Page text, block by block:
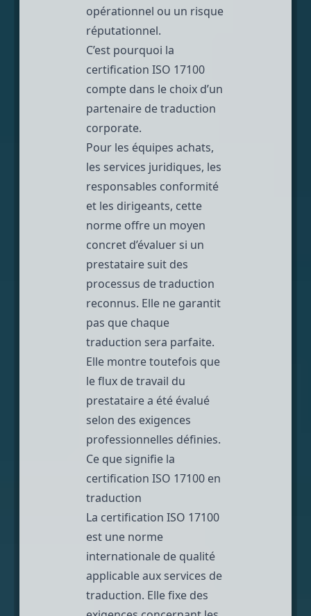
opérationnel ou un risque
réputationnel.
C’est pourquoi la
certification ISO 17100
compte dans le choix d’un
partenaire de traduction
corporate.
Pour les équipes achats,
les services juridiques, les
responsables conformité
et les dirigeants, cette
norme offre un moyen
concret d’évaluer si un
prestataire suit des
processus de traduction
reconnus. Elle ne garantit
pas que chaque
traduction sera parfaite.
Elle montre toutefois que
le flux de travail du
prestataire a été évalué
selon des exigences
professionnelles définies.
Ce que signifie la
certification ISO 17100 en
traduction
La certification ISO 17100
est une norme
internationale de qualité
applicable aux services de
traduction. Elle fixe des